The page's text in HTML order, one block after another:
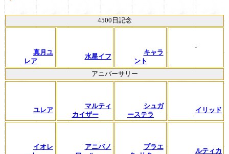
4500日記念
真月ユ
レア
水星イフ
キャラ
ント
-
アニバーサリー
ユレア
マルティ
カイザー
シュガ
ーステラ
イリッド
イオレ
アニバノ
プラエ
ルティカ